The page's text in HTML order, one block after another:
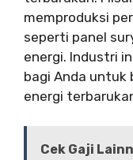
memproduksi
seperti panel
energi. Industri
bagi Anda untuk
energi
Cek Gaji